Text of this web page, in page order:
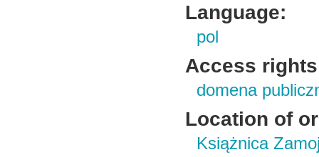
Language:
pol
Access
domena
Location of
Książnica